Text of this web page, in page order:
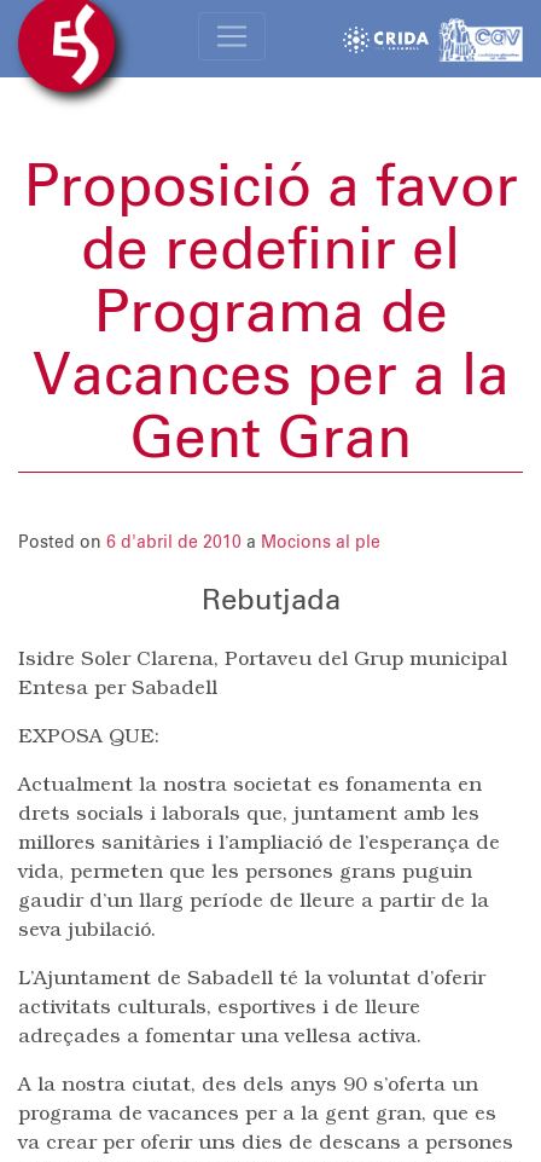
Proposició a favor
de redefinir el
Programa de
Vacances per a la
Gent Gran
Posted on 6 d'abril de 2010 a Mocions al ple
Rebutjada
Isidre Soler Clarena, Portaveu del Grup municipal
Entesa per Sabadell
EXPOSA QUE:
Actualment la nostra societat es fonamenta en
drets socials i laborals que, juntament amb les
millores sanitàries i l’ampliació de l’esperança de
vida, permeten que les persones grans puguin
gaudir d’un llarg període de lleure a partir de la
seva jubilació.
L’Ajuntament de Sabadell té la voluntat d’oferir
activitats culturals, esportives i de lleure
adreçades a fomentar una vellesa activa.
A la nostra ciutat, des dels anys 90 s’oferta un
programa de vacances per a la gent gran, que es
va crear per oferir uns dies de descans a persones